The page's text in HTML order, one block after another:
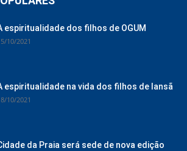
espiritualidade dos filhos de OGUM
10/2021
espiritualidade na vida dos filhos de Iansã
10/2021
da Praia será sede de nova edição